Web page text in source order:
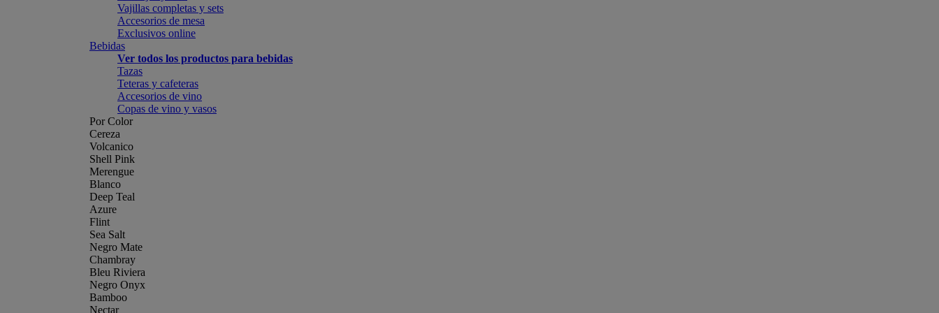
Vajillas completas y sets
Accesorios de mesa
Exclusivos online
Bebidas
Ver todos los productos para bebidas
Tazas
Teteras y cafeteras
Accesorios de vino
Copas de vino y vasos
Por Color
Cereza
Volcanico
Shell Pink
Merengue
Blanco
Deep Teal
Azure
Flint
Sea Salt
Negro Mate
Chambray
Bleu Riviera
Negro Onyx
Bamboo
Nectar